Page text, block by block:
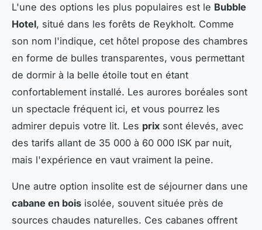
L'une des options les plus populaires est le Bubble
Hotel, situé dans les forêts de Reykholt. Comme
son nom l'indique, cet hôtel propose des chambres
en forme de bulles transparentes, vous permettant
de dormir à la belle étoile tout en étant
confortablement installé. Les aurores boréales sont
un spectacle fréquent ici, et vous pourrez les
admirer depuis votre lit. Les prix sont élevés, avec
des tarifs allant de 35 000 à 60 000 ISK par nuit,
mais l'expérience en vaut vraiment la peine.
Une autre option insolite est de séjourner dans une
cabane en bois isolée, souvent située près de
sources chaudes naturelles. Ces cabanes offrent